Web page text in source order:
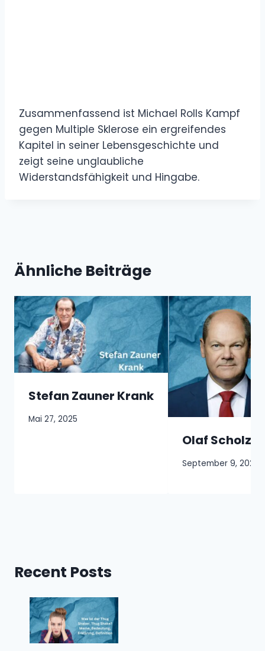
Zusammenfassend ist Michael Rolls Kampf
gegen Multiple Sklerose ein ergreifendes
Kapitel in seiner Lebensgeschichte und
zeigt seine unglaubliche
Widerstandsfähigkeit und Hingabe.
Ähnliche Beiträge
Stefan Zauner Krank
Mai 27, 2025
Olaf Scholz
September 9, 2024
Recent Posts